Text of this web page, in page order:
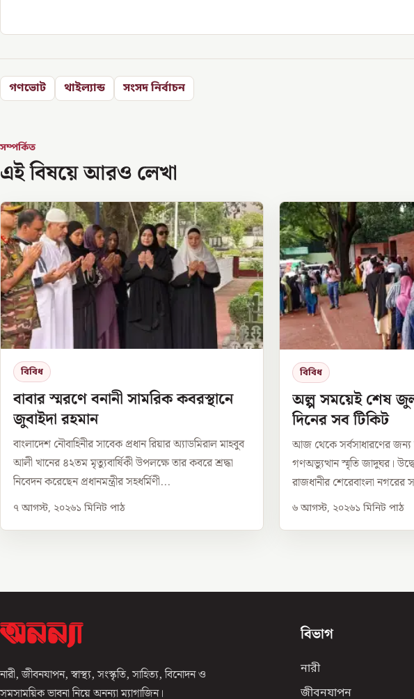
গণভোট থাইল্যান্ড সংসদ নির্বাচন
সম্পর্কিত
এই বিষয়ে আরও লেখা
বিবিধ
বাবার স্মরণে বনানী সামরিক কবরস্থানে
জুবাইদা রহমান
বাংলাদেশ নৌবাহিনীর সাবেক প্রধান রিয়ার অ্যাডমিরাল মাহবুব
আলী খানের ৪২তম মৃত্যুবার্ষিকী উপলক্ষে তার কবরে শ্রদ্ধা
নিবেদন করেছেন প্রধানমন্ত্রীর সহধর্মিণী...
৭ আগস্ট, ২০২৬১ মিনিট পাঠ
বিবিধ
অল্প সময়েই শেষ
দিনের সব টিকিট
আজ থেকে সর্বসাধারণের জন্য
গণঅভ্যুত্থান স্মৃতি জাদুঘর।
রাজধানীর শেরেবাংলা
৬ আগস্ট, ২০২৬১ মিনিট পাঠ
নারী, জীবনযাপন, স্বাস্থ্য, সংস্কৃতি, সাহিত্য, বিনোদন ও
সমসাময়িক ভাবনা নিয়ে অনন্যা ম্যাগাজিন।
বিভাগ
নারী
জীবনযাপন